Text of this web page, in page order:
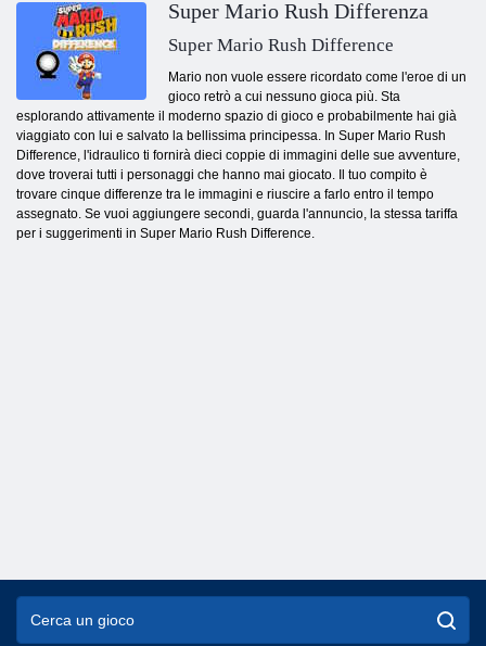
Super Mario Rush Differenza
Super Mario Rush Difference
Mario non vuole essere ricordato come l'eroe di un
gioco retrò a cui nessuno gioca più. Sta
esplorando attivamente il moderno spazio di gioco e probabilmente hai già
viaggiato con lui e salvato la bellissima principessa. In Super Mario Rush
Difference, l'idraulico ti fornirà dieci coppie di immagini delle sue avventure,
dove troverai tutti i personaggi che hanno mai giocato. Il tuo compito è
trovare cinque differenze tra le immagini e riuscire a farlo entro il tempo
assegnato. Se vuoi aggiungere secondi, guarda l'annuncio, la stessa tariffa
per i suggerimenti in Super Mario Rush Difference.